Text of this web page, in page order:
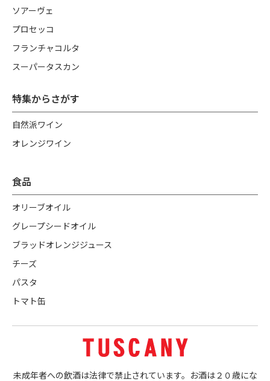
ソアーヴェ
プロセッコ
フランチャコルタ
スーパータスカン
特集からさがす
自然派ワイン
オレンジワイン
食品
オリーブオイル
グレープシードオイル
ブラッドオレンジジュース
チーズ
パスタ
トマト缶
未成年者への飲酒は法律で禁止されています。お酒は２０歳にな